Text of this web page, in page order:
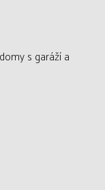
s garáží a